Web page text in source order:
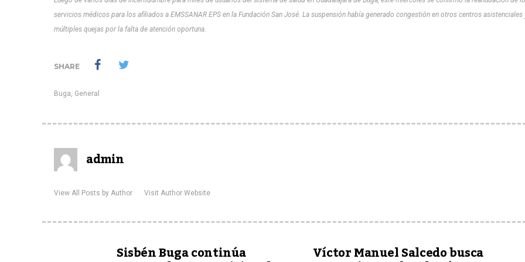
servicios médicos para los afiliados a EMSSANAR EPS en la Fundación San José. La suspensión había generado congestión en otros centros asistenciales
múltiples quejas por la falta de atención oportuna.
SHARE
Buga General
admin
View All Posts by Author Visit Author Website
Sisbén Buga continúa Víctor Manuel Salcedo busca